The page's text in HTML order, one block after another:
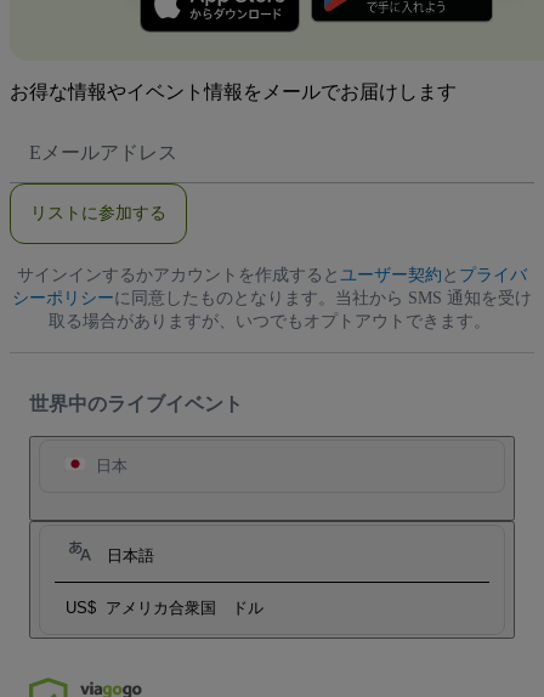
お得な情報やイベント情報をメールでお届けします
メ
ア
ス
リストに参加する
サインインするかアカウントを作成すると ユーザー契約 と プライバ
シーポリシーに同意したものとなります。当社から SMS 通知を受け
取る場合がありますが、いつでもオプトアウトできます。
世界中のライブイベント
日本
日本語
US$ アメリカ合衆国 ドル